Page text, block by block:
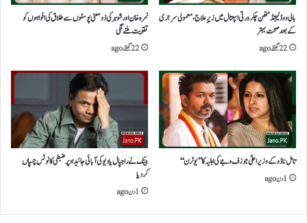
بالی ووڈ لیجنڈ متھن چکرورتی اسپتال میں زیرِ علاج، معمولی سرجری
کے بعد صحت بہتر
22 گھنٹے ago
نمرہ خان اورشوہر کی ذومعنی پوسٹوں سے طلاق کی افواہوں کو
تقویت ملنے لگی
22 گھنٹے ago
تامل ناڈو کے وزیراعلیٰ جوزف وجے کی اہلیہ کا’’یوٹرن‘‘
1 دن ago
بینک نےراجپال یادیوکی آبائی جائیدادپرضبطی کانوٹس چسپاں
کردیا
1 دن ago